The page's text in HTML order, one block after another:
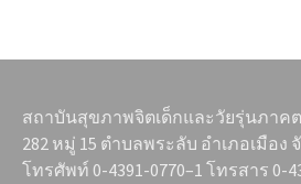
สถาบันสุขภาพจิตเด็กและวัยรุ่นภาค
282 หมู่ 15 ตำบลพระลับ อำเภอเมือ
โทรศัพท์ 0-4391-0770–1 โทรสาร 0-